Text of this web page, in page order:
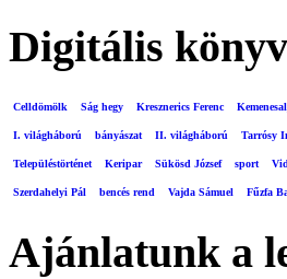
Digitális
Celldömölk Ság hegy Kresznerics Ferenc
I. világháború bányászat II. világháború Tarrósy
Településtörténet Keripar Sükösd József sport
Szerdahelyi Pál bencés rend Vajda Sámuel Fűzfa
Ajánlatunk a